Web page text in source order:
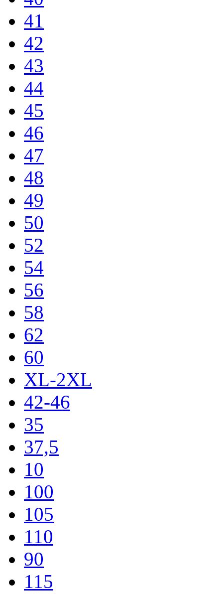
41
42
43
44
45
46
47
48
49
50
52
54
56
58
62
60
XL-2XL
42-46
35
37,5
10
100
105
110
90
115